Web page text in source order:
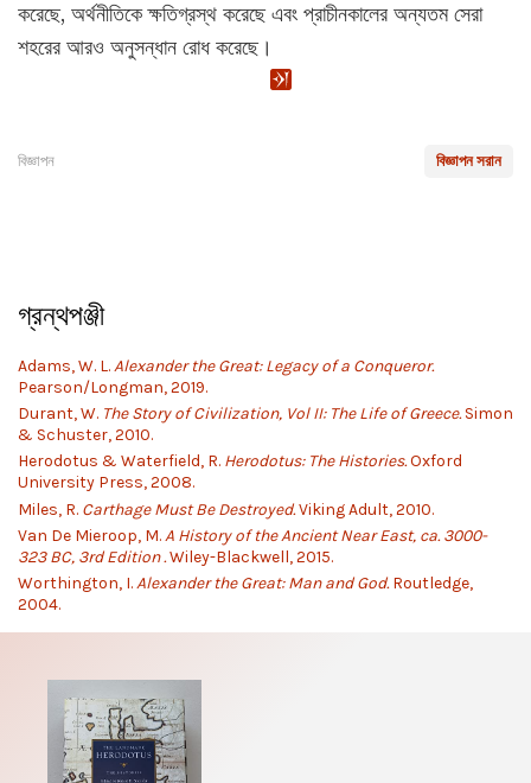
করেছে, অর্থনীতিকে ক্ষতিগ্রস্থ করেছে এবং প্রাচীনকালের অন্যতম সেরা
শহরের আরও অনুসন্ধান রোধ করেছে।
বিজ্ঞাপন সরান
বিজ্ঞাপন
গ্রন্থপঞ্জী
Adams, W. L.Alexander the Great: Legacy of a Conqueror.
Pearson/Longman, 2019.
Durant, W. The Story of Civilization, Vol II: The Life of Greece.Simon
& Schuster, 2010.
Herodotus & Waterfield, R. Herodotus: The Histories.Oxford
University Press, 2008.
Miles, R. Carthage Must Be Destroyed.Viking Adult, 2010.
Van De Mieroop, M.A History of the Ancient Near East, ca. 3000-
323 BC, 3rd Edition .Wiley-Blackwell, 2015.
Worthington, I.Alexander the Great: Man and God.Routledge,
2004.